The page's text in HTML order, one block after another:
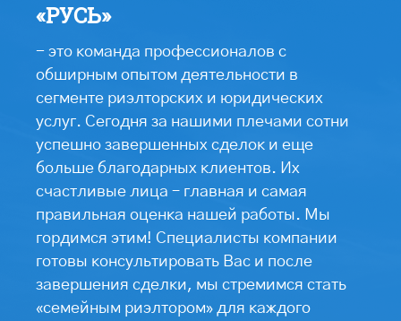
«РУСЬ»
- это команда профессионалов с
обширным опытом деятельности в
сегменте риэлторских и юридических
услуг. Сегодня за нашими плечами сотни
успешно завершенных сделок и еще
больше благодарных клиентов. Их
счастливые лица – главная и самая
правильная оценка нашей работы. Мы
гордимся этим! Специалисты компании
готовы консультировать Вас и после
завершения сделки, мы стремимся стать
«семейным риэлтором» для каждого